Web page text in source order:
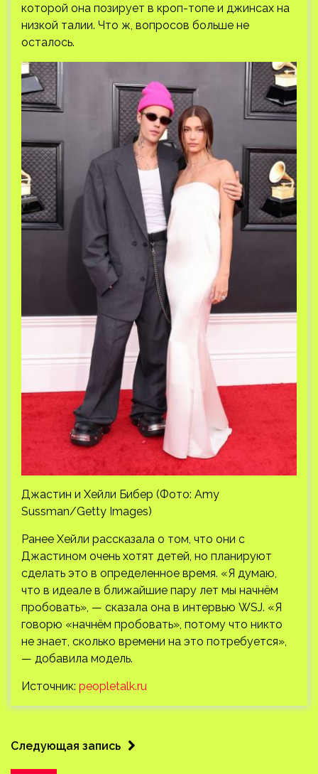
которой она позирует в кроп-топе и джинсах на
низкой талии. Что ж, вопросов больше не
осталось.
Джастин и Хейли Бибер (Фото: Amy
Sussman/Getty Images)
Ранее Хейли рассказала о том, что они с
Джастином очень хотят детей, но планируют
сделать это в определенное время. «Я думаю,
что в идеале в ближайшие пару лет мы начнём
пробовать», — сказала она в интервью WSJ. «Я
говорю «начнём пробовать», потому что никто
не знает, сколько времени на это потребуется»,
— добавила модель.
Источник: peopletalk.ru
Следующая запись